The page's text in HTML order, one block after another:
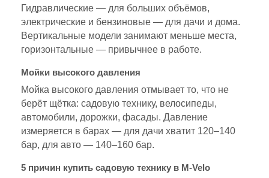
Гидравлические — для больших объёмов,
электрические и бензиновые — для дачи и дома.
Вертикальные модели занимают меньше места,
горизонтальные — привычнее в работе.
Мойки высокого давления
Мойка высокого давления отмывает то, что не
берёт щётка: садовую технику, велосипеды,
автомобили, дорожки, фасады. Давление
измеряется в барах — для дачи хватит 120–140
бар, для авто — 140–160 бар.
5 причин купить садовую технику в M-Velo